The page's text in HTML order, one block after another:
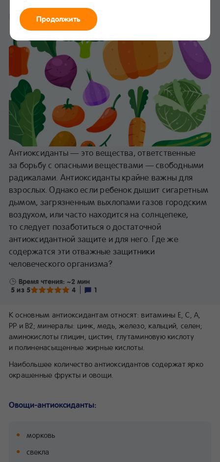
Питание
Антиоксиданты — это вещества, ответственные
за борьбу с опасными веществами — свободными
радикалами. Антиоксиданты крайне важны для
взрослых. Однако если ребенок дышит сигаретным
дымом, загрязненным выхлопами газов городским
воздухом, или часто находится на солнцепеке,
то следует позаботиться о достаточной
антиоксидантной защите и для него. Где же
содержатся эти отважные защитники
человеческого организма?
Время чтения: ~2 мин
5 из 5
4 1
К основным антиоксидантам относят: витамины Е, С, А,
РР и В2; минералы: цинк, медь, железо, кальций, селен;
аминокислоты глицин, цистин, глутаминовую кислоту
и полиненасыщенные жирные кислоты.
Наибольшее количество антиоксидантов содержат ярко
окрашенные фрукты и овощи.
Овощи-антиоксиданты:
морковь
свекла
Продолжить